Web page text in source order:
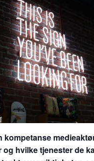
kompetanse
og hvilke tjenester de